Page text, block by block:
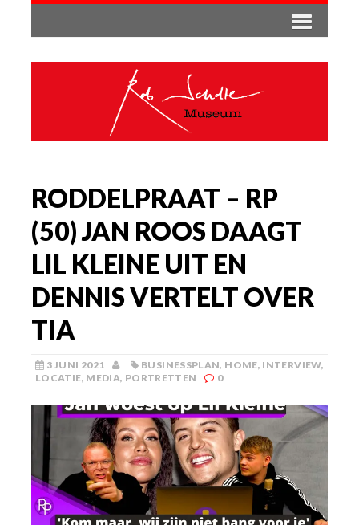
RODDELPRAAT – RP
(50) JAN ROOS DAAGT
LIL KLEINE UIT EN
DENNIS VERTELT OVER
TIA
3 JUNI 2021 BUSINESSPLAN, HOME, INTERVIEW,
LOCATIE, MEDIA, PORTRETTEN 0